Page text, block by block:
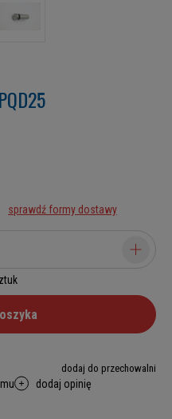
sprawdź formy dostawy
dodaj do przechowalni
dodaj opinię